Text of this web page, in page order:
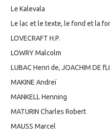
Le Kalevala
Le lac et le texte, le fond et la
LOVECRAFT H.P.
LOWRY Malcolm
LUBAC Henri de, JOACHIM DE
MAKINE Andreï
MANKELL Henning
MATURIN Charles Robert
MAUSS Marcel